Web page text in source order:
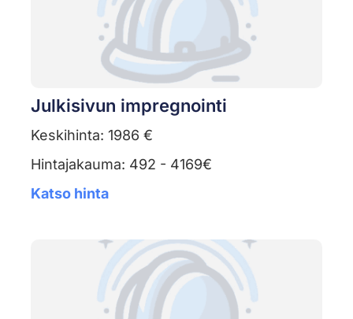
Julkisivun impregnointi
Keskihinta: 1986 €
Hintajakauma: 492 - 4169€
Katso hinta